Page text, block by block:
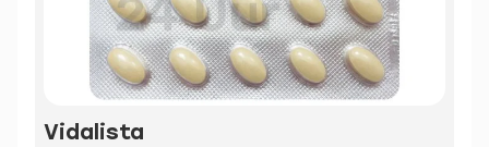
Vidalista